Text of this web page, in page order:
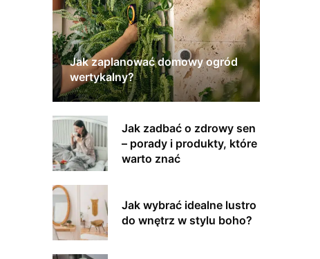
Jak zaplanować domowy ogród
wertykalny?
Jak zadbać o zdrowy sen
– porady i produkty, które
warto znać
Jak wybrać idealne lustro
do wnętrz w stylu boho?